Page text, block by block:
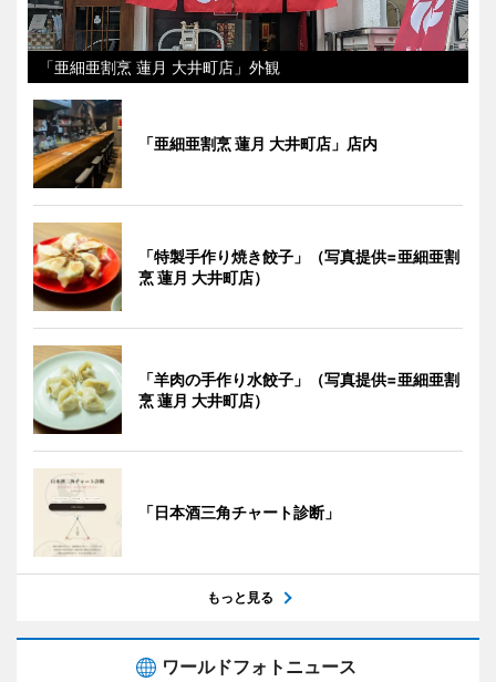
「亜細亜割烹 蓮月 大井町店」外観
「亜細亜割烹 蓮月 大井町店」店内
「特製手作り焼き餃子」（写真提供=亜細亜割
烹 蓮月 大井町店）
「羊肉の手作り水餃子」（写真提供=亜細亜割
烹 蓮月 大井町店）
「日本酒三角チャート診断」
もっと見る
ワールドフォトニュース